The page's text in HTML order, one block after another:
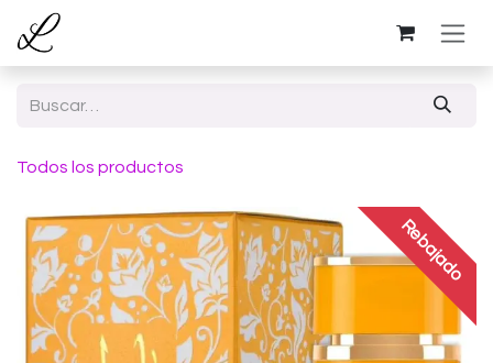
Ir al contenido
Todos los productos
Rebajado